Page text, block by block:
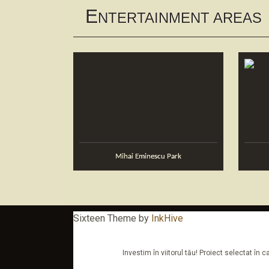
ENTERTAINMENT AREAS
Mihai Eminescu Park
Sixteen Theme by InkHive
Investim în viitorul tău! Proiect selectat în